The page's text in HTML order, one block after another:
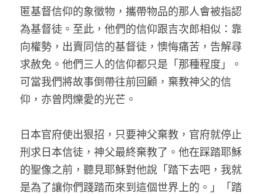
匿基督信仰的象徵物，攜帶物品的那人會被指認
為基督徒。至此，他們的信仰跟吉次郎相似：靠
向權勢，出賣同信的基督徒，懊悔痛苦，告解尋
求赦免。他們三人的信仰都只是「那種程度」。
可當我們將故事倒帶往前回顧，棄教神父的信
仰，亦曾閃爍愛的光芒。
日本官府使出狠招，只要神父棄教，官府就停止
刑求日本信徒，神父最終棄教了。他在踩踏耶穌
的聖像之前，聽見耶穌對他說「踏下去吧，我就
是為了讓你們踐踏而來到這個世界上的。」「踏